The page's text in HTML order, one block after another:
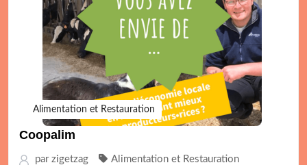
Alimentation et Restauration
Coopalim
par zigetzag Alimentation et Restauration